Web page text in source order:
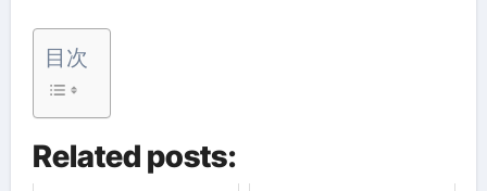
目次
Related posts: